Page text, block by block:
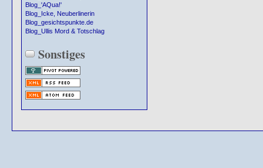
Blog_'AQua!'
Blog_Icke, Neuberlinerin
Blog_gesichtspunkte.de
Blog_Ullis Mord & Totschlag
Sonstiges